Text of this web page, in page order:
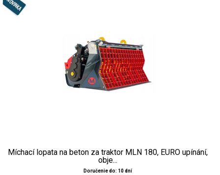
Míchací lopata na beton za traktor MLN 180, EURO upínání,
obje...
Doručenie do: 10 dní